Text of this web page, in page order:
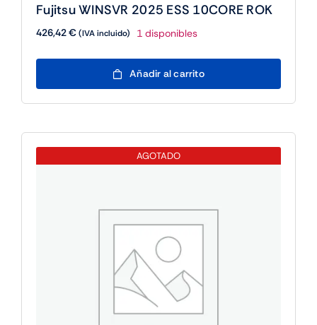
Fujitsu WINSVR 2025 ESS 10CORE ROK
426,42€(IVA incluido) 1 disponibles
Fujitsu
WINSVR
10CORE
ROK
Añadir al carrito
AGOTADO